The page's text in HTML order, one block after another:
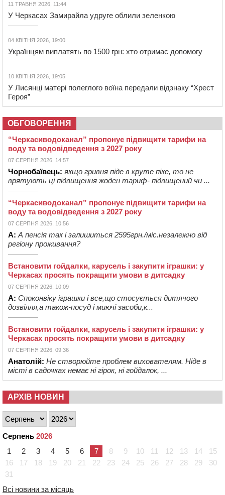
11 ТРАВНЯ 2026, 11:44
У Черкасах Замирайла удруге облили зеленкою
04 КВІТНЯ 2026, 19:00
Українцям виплатять по 1500 грн: хто отримає допомогу
10 КВІТНЯ 2026, 19:05
У Лисянці матері полеглого воїна передали відзнаку “Хрест
Героя”
ОБГОВОРЕННЯ
“Черкасиводоканал” пропонує підвищити тарифи на
воду та водовідведення з 2027 року
07 СЕРПНЯ 2026, 14:57
Чорнобаївець: якщо гривня піде в круте піке, то не
врятують ці підвищення жоден тариф- підвищений чи ...
“Черкасиводоканал” пропонує підвищити тарифи на
воду та водовідведення з 2027 року
07 СЕРПНЯ 2026, 10:56
А: А пенсія так і залишиться 2595грн./міс.незалежно від
регіону проживання?
Встановити гойдалки, карусель і закупити іграшки: у
Черкасах просять покращити умови в дитсадку
07 СЕРПНЯ 2026, 10:09
А: Споконвіку іграшки і все,що стосується дитячого
дозвілля,а також-посуд і миючі засоби,к...
Встановити гойдалки, карусель і закупити іграшки: у
Черкасах просять покращити умови в дитсадку
07 СЕРПНЯ 2026, 09:36
Анатолій: Не створюйте проблем вихователям. Ніде в
місті в садочках немає ні гірок, ні гойдалок, ...
АРХІВ НОВИН
Серпень 2026
1
2 3 4 5 6 7 8 9 10 11 12 13 14
15
16
17 18 19 20 21 22 23 24 25 26 27 28 29
30
31
Всі новини за місяць